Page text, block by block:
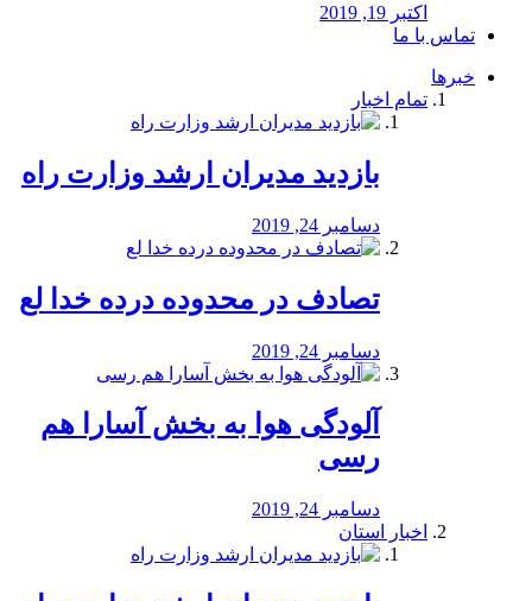
اکتبر 19, 2019
تماس با ما
خبرها
تمام اخبار
بازدید مدیران ارشد وزارت راه
دسامبر 24, 2019
تصادف در محدوده درده خدا لع
دسامبر 24, 2019
آلودگی هوا به بخش آسارا هم
رسی
دسامبر 24, 2019
اخبار استان